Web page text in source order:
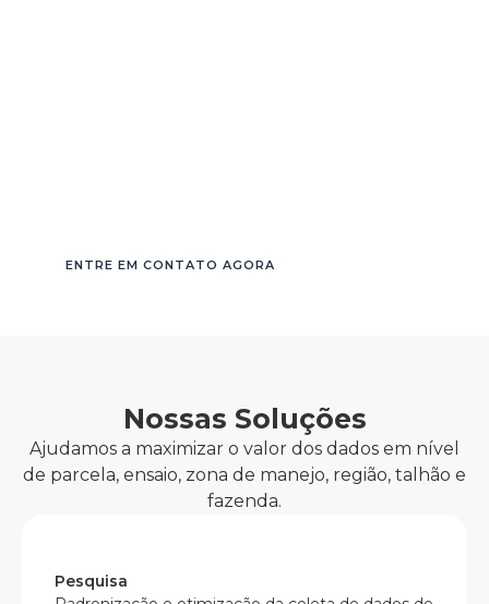
ENTRE EM CONTATO AGORA
Nossas Soluções
Ajudamos a maximizar o valor dos dados em nível
de parcela, ensaio, zona de manejo, região, talhão e
fazenda.
Pesquisa